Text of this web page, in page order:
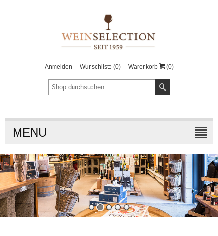
Anmelden Wunschliste (0) Warenkorb (0)
MENU